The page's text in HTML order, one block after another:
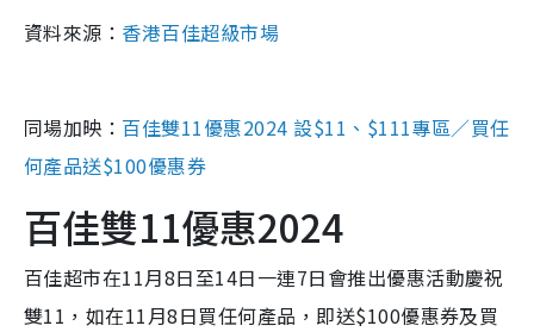
資料來源： 香港百佳超級市場
同場加映： 百佳雙11優惠2024 設$11、$111專區／買任
何產品送$100優惠券
百佳雙11優惠2024
百佳超市在11月8日至14日一連7日會推出優惠活動慶祝
雙11，如在11月8日買任何產品，即送$100優惠券及買